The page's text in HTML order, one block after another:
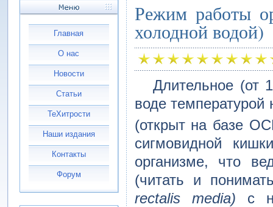
Главная
О нас
Новости
Статьи
ТеХитрости
Наши издания
Контакты
Форум
Режим работы
холодной водой)
Длительное (от
воде
(открыт на базе
сигмовидной
организме, что
(читать и
rectalis media) с